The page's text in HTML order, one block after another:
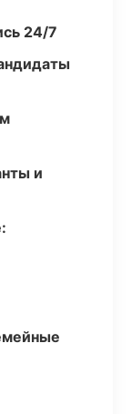
24/7
и